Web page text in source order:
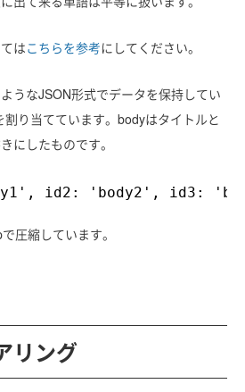
はこちらを参考にしてください。
うなJSON形式でデータを保持してい
り当てています。bodyはタイトルと
にしたものです。
id2: 'body2', id3:
圧縮しています。
リング